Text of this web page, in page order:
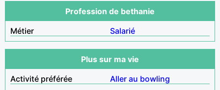
Profession de bethanie
Métier
Salarié
Plus sur ma vie
Activité préférée
Aller au bowling